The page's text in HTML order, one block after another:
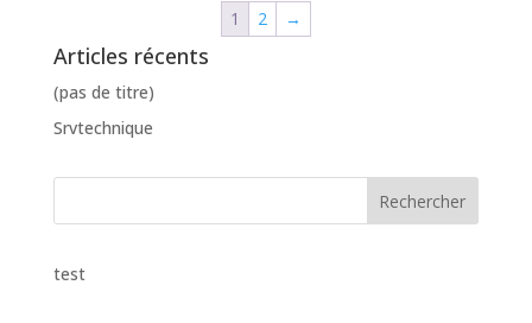
1 2 →
Articles récents
(pas de titre)
Srvtechnique
test